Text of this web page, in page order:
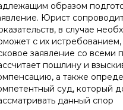
образом
Юрист
в случае
с их истребованием,
заявление со всеми
пошлину и
а также
суд, который
данный спор